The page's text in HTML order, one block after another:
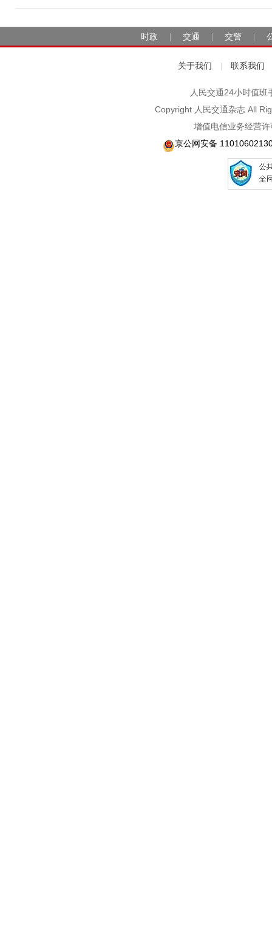
时政 交通 交警
关于我们 联系我们
人民交通24小时值
Copyright 人民交通杂志 All
增值电信业务经营
京公网安备